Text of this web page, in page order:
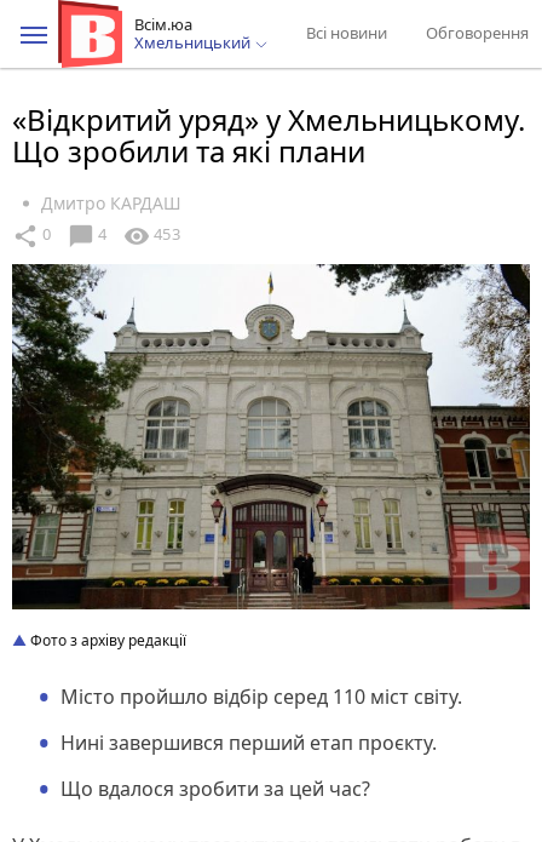
Всім.юа
Хмельницький
Всі новини Обговорення
«Відкритий уряд» у Хмельницькому.
Що зробили та які плани
Дмитро КАРДАШ
share 0 chat_bubble 4 visibility 453
Фото з архіву редакції
Місто пройшло відбір серед 110 міст світу.
Нині завершився перший етап проєкту.
Що вдалося зробити за цей час?